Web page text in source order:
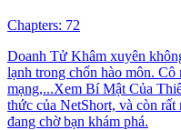
Chapters: 72
Doanh Tử Khâm xuyên
lạnh trong chốn hào môn.
mạng,...Xem Bí Mật Của
thức của NetShort, và còn
đang chờ bạn khám phá.